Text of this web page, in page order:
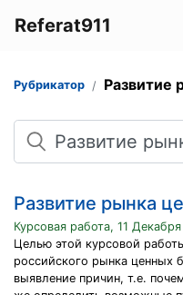
Referat911
Рубрикатор Развитие
Поиск
Развитие рынка
Курсовая работа, 11
Целью этой курсовой
российского рынка ценных
выявление причин, т.е.